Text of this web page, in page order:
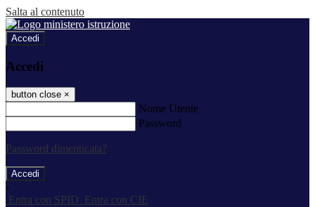
Salta al contenuto
Accedi
Accedi
button close ×
Nome Utente
Password
Password dimenticata?
-
Entra con SPID
Entra con CIE